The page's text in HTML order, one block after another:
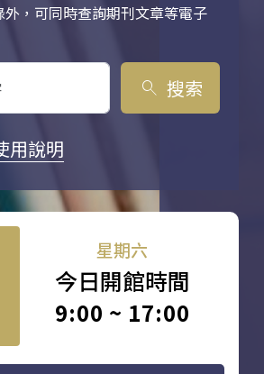
外，可同時查詢期刊文章等電子
search 搜索
用說明
星期六
今日開館時間
9:00 ~ 17:00